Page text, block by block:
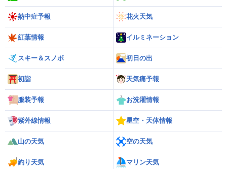
熱中症予報 花火天気
紅葉情報 イルミネーション
スキー＆スノボ 初日の出
初詣 天気痛予報
服装予報 お洗濯情報
紫外線情報 星空・天体情報
山の天気 空の天気
釣り天気 マリン天気